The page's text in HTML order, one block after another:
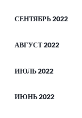
СЕНТЯБРЬ 2022
АВГУСТ 2022
ИЮЛЬ 2022
ИЮНЬ 2022